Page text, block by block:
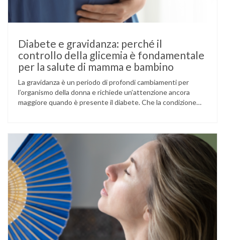
Diabete e gravidanza: perché il
controllo della glicemia è fondamentale
per la salute di mamma e bambino
La gravidanza è un periodo di profondi cambiamenti per
l’organismo della donna e richiede un’attenzione ancora
maggiore quando è presente il diabete. Che la condizione
volta durante la gestazione (diabete gestazionale),
mantenere …